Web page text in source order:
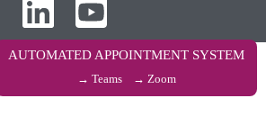
AUTOMATED APPOINTMENT SYSTEM
→ Teams → Zoom